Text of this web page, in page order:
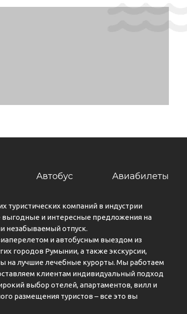
Автобус Авиабилеты
туристических компаний в индустрии
и интересные предложения на
незабываемый отпуск.
и автобусным выездом из
городов Румынии, а также экскурсии,
на лучшие лечебные курорты. Мы работаем
клиентам индивидуальный подход
выбор отелей, апартаментов, вилл и
размещения туристов – все это вы